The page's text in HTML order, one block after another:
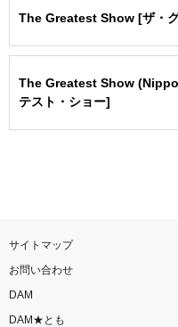
DAMの新
カラオケ最
The Greatest Show [ザ・
The Greatest Show
テスト・ショー]
サイトマップ
お問い合わせ
DAM
DAM★とも